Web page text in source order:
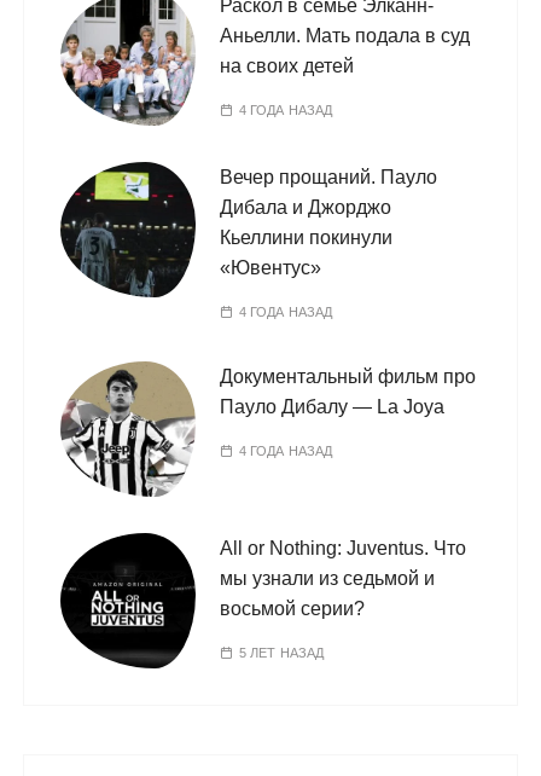
Раскол в семье Элканн-
Аньелли. Мать подала в суд
на своих детей
4 ГОДА НАЗАД
Вечер прощаний. Пауло
Дибала и Джорджо
Кьеллини покинули
«Ювентус»
4 ГОДА НАЗАД
Документальный фильм про
Пауло Дибалу — La Joya
4 ГОДА НАЗАД
All or Nothing: Juventus. Что
мы узнали из седьмой и
восьмой серии?
5 ЛЕТ НАЗАД